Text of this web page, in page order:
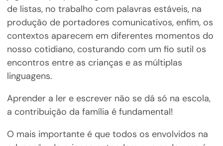
de listas, no trabalho com palavras estáveis, na
produção de portadores comunicativos, enfim, os
contextos aparecem em diferentes momentos do
nosso cotidiano, costurando com um fio sutil os
encontros entre as crianças e as múltiplas
linguagens.
Aprender a ler e escrever não se dá só na escola,
a contribuição da família é fundamental!
O mais importante é que todos os envolvidos na